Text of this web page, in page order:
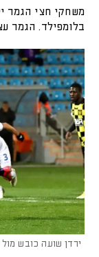
בלומפילד. הגמר
ירדן שועה כובש